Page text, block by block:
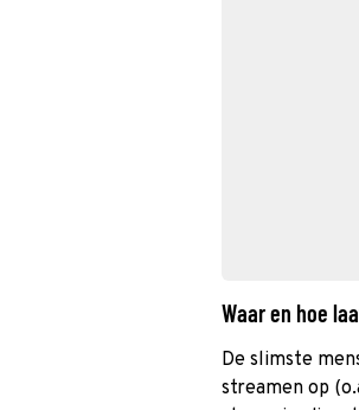
Waar en hoe
De slimste
streamen op